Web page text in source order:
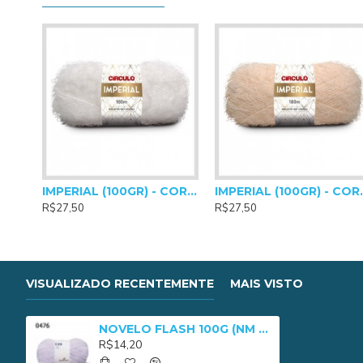
Agulhas Para Crochê: 4mm
IMPERIAL (100GR) - COR 0010
R$27,50
R$27,50
VISUALIZADO RECENTEMENTE MAIS VISTO
NOVELO FLASH 100G (NM 4/8) - 0476
R$14,20